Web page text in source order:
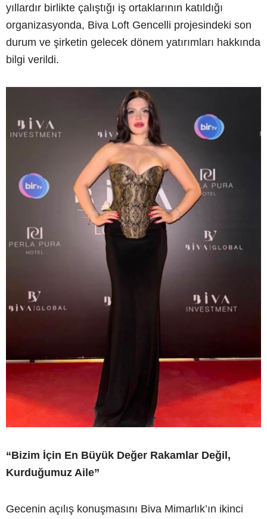
yıllardır birlikte çalıştığı iş ortaklarının katıldığı
organizasyonda, Biva Loft Gencelli projesindeki son
durum ve şirketin gelecek dönem yatırımları hakkında
bilgi verildi.
“Bizim İçin En Büyük Değer Rakamlar Değil,
Kurduğumuz Aile”
Gecenin açılış konuşmasını Biva Mimarlık’ın ikinci